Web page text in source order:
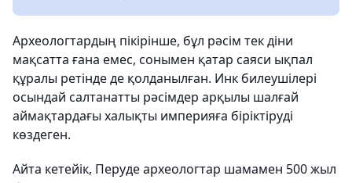
Археологтардың пікірінше, бұл рәсім тек діни
мақсатта ғана емес, сонымен қатар саяси ықпал
құралы ретінде де қолданылған. Инк билеушілері
осындай салтанатты рәсімдер арқылы шалғай
аймақтардағы халықты империяға біріктіруді
көздеген.
Айта кетейік, Перуде археологтар шамамен 500 жыл